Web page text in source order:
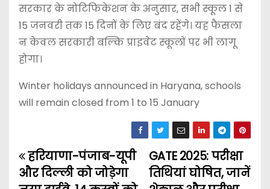
सरकार के नोटिफिकेशन के अनुसार, सभी स्कूल 1 से
15 जनवरी तक 15 दिनों के लिए बंद रहेंगे। यह फैसला
न केवल सरकारी बल्कि प्राइवेट स्कूलों पर भी लागू
होगा।
Winter holidays announced in Haryana, schools
will remain closed from 1 to 15 January
P
GATE 2025: परीक्षा
तिथियां घोषित, जानें
हरियाणा-पंजाब-यूपी
और दिल्ली को जोड़ेगा